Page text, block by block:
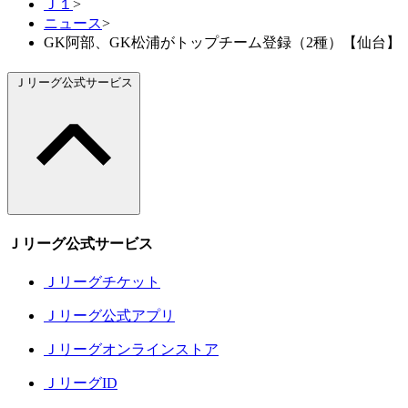
Ｊ１ >
ニュース>
GK阿部、GK松浦がトップチーム登録（2種）【仙台】
Ｊリーグ公式サービス
Ｊリーグ公式サービス
Ｊリーグチケット
Ｊリーグ公式アプリ
Ｊリーグオンラインストア
ＪリーグID